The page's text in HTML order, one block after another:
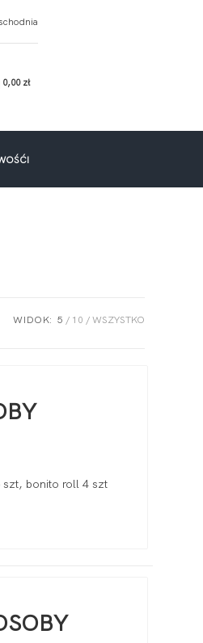
0,00 zł
WIDOK: 5 10 WSZYSTKO
szt, bonito roll 4 szt